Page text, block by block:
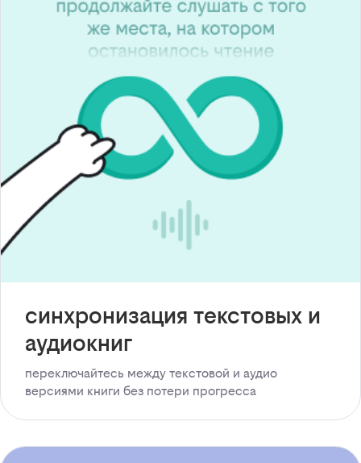
синхронизация текстовых и
аудиокниг
переключайтесь между текстовой и аудио
версиями книги без потери прогресса